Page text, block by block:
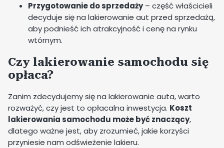
Przygotowanie do sprzedaży– część właścicieli
decyduje się na lakierowanie aut przed sprzedażą,
aby podnieść ich atrakcyjność i cenę na rynku
wtórnym.
Czy lakierowanie samochodu się
opłaca?
Zanim zdecydujemy się na lakierowanie auta, warto
rozważyć, czy jest to opłacalna inwestycja. Koszt
lakierowania samochodu może być znaczący,
dlatego ważne jest, aby zrozumieć, jakie korzyści
przyniesie nam odświeżenie lakieru.